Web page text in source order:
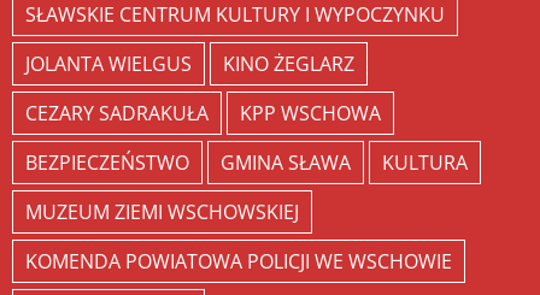
SŁAWSKIE CENTRUM KULTURY I WYPOCZYNKU
JOLANTA WIELGUS
KINO ŻEGLARZ
CEZARY SADRAKUŁA
KPP WSCHOWA
BEZPIECZEŃSTWO
GMINA SŁAWA
KULTURA
MUZEUM ZIEMI WSCHOWSKIEJ
KOMENDA POWIATOWA POLICJI WE WSCHOWIE